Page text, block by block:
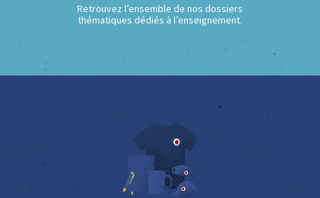
Retrouvez l’ensemble de nos dossiers
thématiques dédiés à l’enseignement.